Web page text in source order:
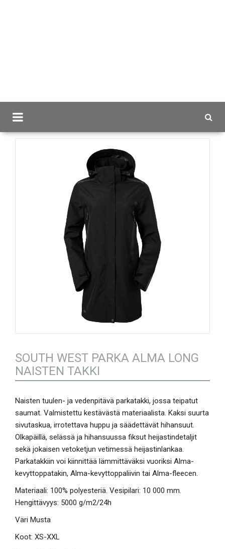
SOUTH WEST PARKA ALMA LONG
NAISTEN TAKKI
Naisten tuulen- ja vedenpitävä parkatakki, jossa teipatut
saumat. Valmistettu kestävästä materiaalista. Kaksi suurta
sivutaskua, irrotettava huppu ja säädettävät hihansuut.
Olkapäillä, selässä ja hihansuussa fiksut heijastindetaljit
sekä jokaisen vetoketjun vetimessä heijastinlankaa.
Parkatakkiin voi kiinnittää lämmittäväksi vuoriksi Alma-
kevyttoppatakin, Alma-kevyttoppaliivin tai Alma-fleecen.
Materiaali: 100% polyesteriä. Vesipilari: 10 000 mm.
Hengittävyys: 5000 g/m2/24h
Väri Musta
Koot: XS-XXL